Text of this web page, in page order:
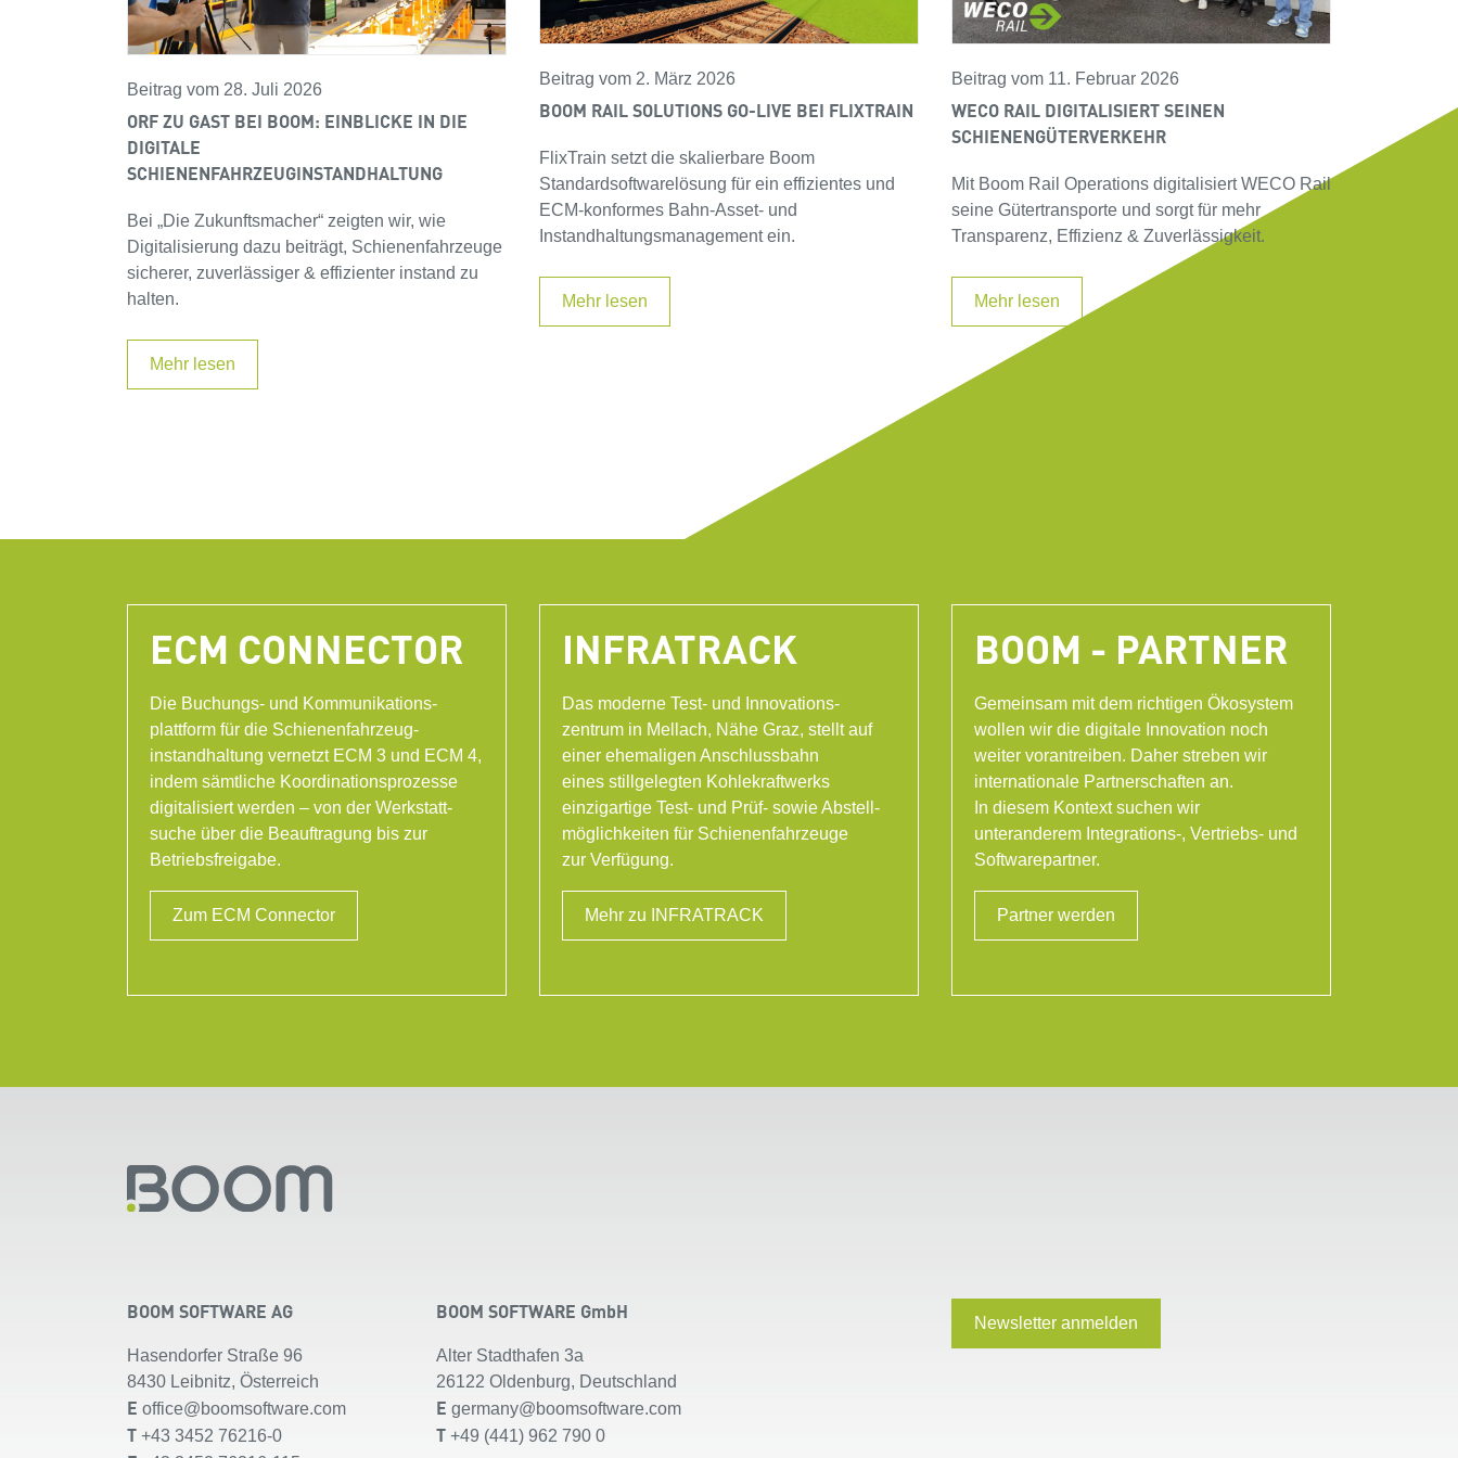
Beitrag vom 28. Juli 2026
ORF ZU GAST BEI BOOM: EINBLICKE IN DIE
DIGITALE
SCHIENENFAHRZEUGINSTANDHALTUNG
Bei „Die Zukunftsmacher“ zeigten wir, wie
Digitalisierung dazu beiträgt, Schienenfahrzeuge
sicherer, zuverlässiger & effizienter instand zu
halten.
Mehr lesen
Beitrag vom 2. März 2026
BOOM RAIL SOLUTIONS GO-LIVE BEI FLIXTRAIN
FlixTrain setzt die skalierbare Boom
Standardsoftwarelösung für ein effizientes und
ECM-konformes Bahn-Asset- und
Instandhaltungsmanagement ein.
Mehr lesen
Beitrag vom 11. Februar 2026
WECO RAIL DIGITALISIERT SEINEN
SCHIENENGÜTERVERKEHR
Mit Boom Rail Operations digitalisiert WECO Rail
seine Gütertransporte und sorgt für mehr
Transparenz, Effizienz & Zuverlässigkeit.
Mehr lesen
ECM CONNECTOR
Die Buchungs- und Kommunikations-
plattform für die Schienenfahrzeug-
instandhaltung vernetzt ECM 3 und ECM 4,
indem sämtliche Koordinationsprozesse
digitalisiert werden – von der Werkstatt-
suche über die Beauftragung bis zur
Betriebsfreigabe.
Zum ECM Connector
INFRATRACK
Das moderne Test- und Innovations-
zentrum in Mellach, Nähe Graz, stellt auf
einer ehemaligen Anschlussbahn
eines stillgelegten Kohlekraftwerks
einzigartige Test- und Prüf- sowie Abstell-
möglichkeiten für Schienenfahrzeuge
zur Verfügung.
Mehr zu INFRATRACK
BOOM - PARTNER
Gemeinsam mit dem richtigen Ökosystem
wollen wir die digitale Innovation noch
weiter vorantreiben. Daher streben wir
internationale Partnerschaften an.
In diesem Kontext suchen wir
unteranderem Integrations-, Vertriebs- und
Softwarepartner.
Partner werden
BOOM SOFTWARE AG
Hasendorfer Straße 96
8430 Leibnitz, Österreich
E office@boomsoftware.com
T +43 3452 76216-0
BOOM SOFTWARE GmbH
Alter Stadthafen 3a
26122 Oldenburg, Deutschland
E germany@boomsoftware.com
T +49 (441) 962 790 0
Newsletter anmelden